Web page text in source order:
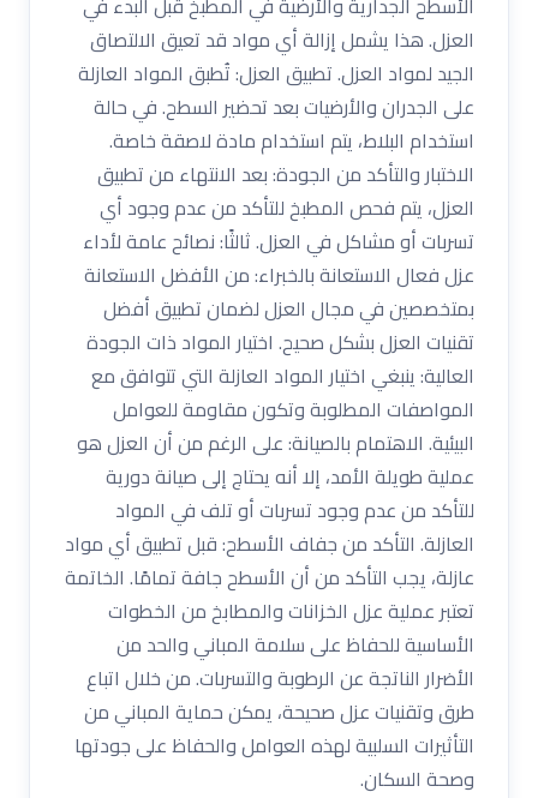
العزل. هذا يشمل إزالة أي مواد قد تعيق الالتصاق
الجيد لمواد العزل. تطبيق العزل: تُطبق المواد العازلة
على الجدران والأرضيات بعد تحضير السطح. في حالة
استخدام البلاط، يتم استخدام مادة لاصقة خاصة.
الاختبار والتأكد من الجودة: بعد الانتهاء من تطبيق
العزل، يتم فحص المطبخ للتأكد من عدم وجود أي
تسربات أو مشاكل في العزل. ثالثًا: نصائح عامة لأداء
عزل فعال الاستعانة بالخبراء: من الأفضل الاستعانة
بمتخصصين في مجال العزل لضمان تطبيق أفضل
تقنيات العزل بشكل صحيح. اختيار المواد ذات الجودة
العالية: ينبغي اختيار المواد العازلة التي تتوافق مع
المواصفات المطلوبة وتكون مقاومة للعوامل
البيئية. الاهتمام بالصيانة: على الرغم من أن العزل هو
عملية طويلة الأمد، إلا أنه يحتاج إلى صيانة دورية
للتأكد من عدم وجود تسربات أو تلف في المواد
العازلة. التأكد من جفاف الأسطح: قبل تطبيق أي مواد
عازلة، يجب التأكد من أن الأسطح جافة تمامًا. الخاتمة
تعتبر عملية عزل الخزانات والمطابخ من الخطوات
الأساسية للحفاظ على سلامة المباني والحد من
الأضرار الناتجة عن الرطوبة والتسربات. من خلال اتباع
طرق وتقنيات عزل صحيحة، يمكن حماية المباني من
التأثيرات السلبية لهذه العوامل والحفاظ على جودتها
وصحة السكان.